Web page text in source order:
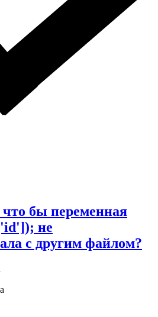
что бы переменная
не
с другим файлом?